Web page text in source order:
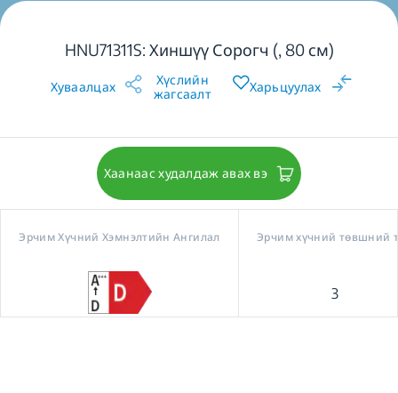
HNU71311S: Хиншүү Сорогч (, 80 см)
Хуваалцах
Хүслийн
жагсаалт
Харьцуулах
Хаанаас худалдаж авах вэ
Эрчим Хүчний Хэмнэлтийн Ангилал Эрчим хүчний төвшний
3